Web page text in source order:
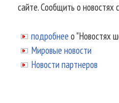
сайте. Сообщить о новостях
подробнее о "Новостях
Мировые новости
Новости партнеров